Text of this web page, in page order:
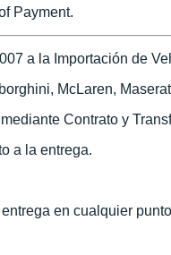
Payment.
a la Importación de
McLaren,
Contrato y
a la entrega.
en cualquier